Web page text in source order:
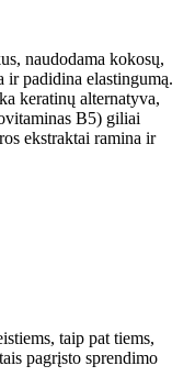
naudodama kokosų,
padidina elastingumą.
keratinų alternatyva,
B5) giliai
ekstraktai ramina ir
taip pat tiems,
pagrįsto sprendimo